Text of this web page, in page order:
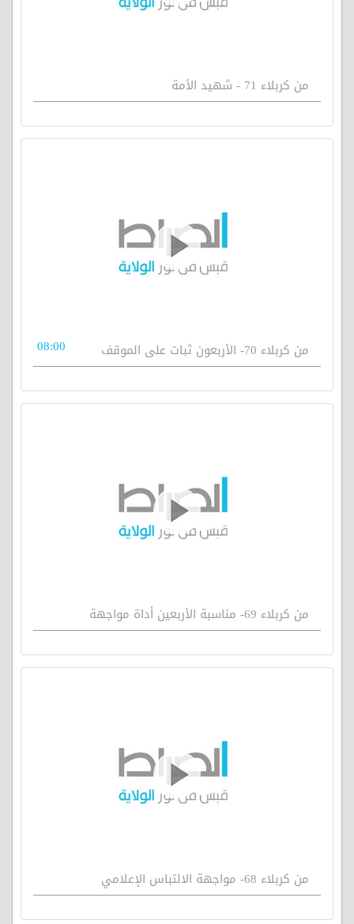
من كربلاء 71 - شهيد الأمة
من كربلاء 70- الأربعون ثبات على الموقف 08:00
من كربلاء 69- مناسبة الأربعين أداة مواجهة
من كربلاء 68- مواجهة الالتباس الإعلامي